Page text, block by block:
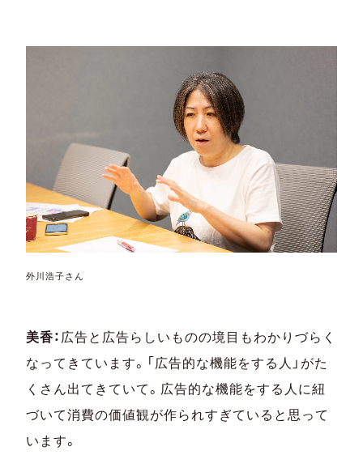
外川浩子さん
美香： 広告と広告らしいものの境目もわかりづらく
なってきています。「広告的な機能をする人」がた
くさん出てきていて。広告的な機能をする人に紐
づいて消費の価値観が作られすぎていると思って
います。